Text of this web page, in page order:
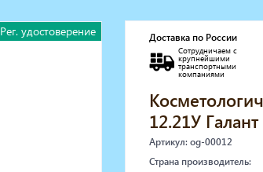
Солярии
Коллагенарий
Мебель в стиле Лофт
Доставка за один день
Рег. удостоверение Доставка по России
Сотрудничаем с
крупнейшими
транспортными
компаниями
12.21У Галант
Артикул: og-00012
Страна производитель: